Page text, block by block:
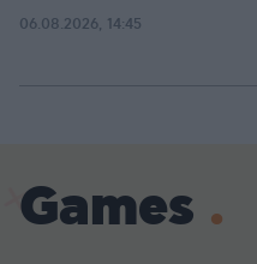
06.08.2026, 14:45
Games